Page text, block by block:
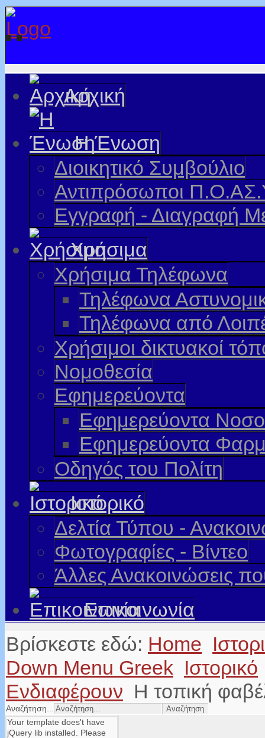
Αρχική
Η Ένωση
Διοικητικό Συμβούλιο
Αντιπρόσωποι
Εγγραφή - Διαγραφή
Χρήσιμα
Χρήσιμα Τηλέφωνα
Τηλέφωνα
Τηλέφωνα από
Χρήσιμοι δικτυακοί
Νομοθεσία
Εφημερεύοντα
Εφημερεύοντα
Εφημερεύοντα
Οδηγός του Πολίτη
Ιστορικό
Δελτία Τύπου -
Φωτογραφίες - Βίντεο
Άλλες Ανακοινώσεις
Επικοινωνία
Βρίσκεστε εδώ: Home
Down Menu Greek Ιστορικό
Ενδιαφέρουν Η τοπική
Αναζήτηση...
Your template does't have
jQuery lib installed. Please